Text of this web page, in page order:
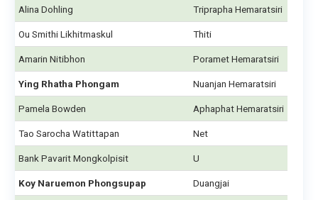
Alina Dohling Triprapha Hemaratsiri
Ou Smithi Likhitmaskul Thiti
Amarin Nitibhon Poramet Hemaratsiri
Ying Rhatha Phongam Nuanjan Hemaratsiri
Pamela Bowden Aphaphat Hemaratsiri
Tao Sarocha Watittapan Net
Bank Pavarit Mongkolpisit U
Koy Naruemon Phongsupap Duangjai